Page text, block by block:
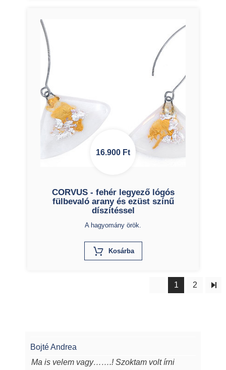
16.900 Ft
CORVUS - fehér legyező lógós
fülbevaló arany és ezüst színű
díszítéssel
A hagyomány örök.
KosárbaX
1 2
Bojté Andrea
Ma is velem vagy…….! Szoktam volt írni